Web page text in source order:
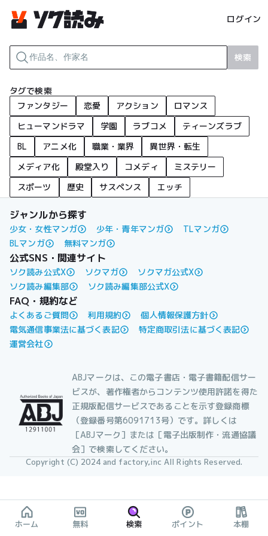
ログイン
検索
タグで検索
ファンタジー
恋愛 アクション
ロマンス
ヒューマンドラマ
学園 ラブコメ
ティーンズラブ
BL
アニメ化 職業・業界
異世界・転生
メディア化
殿堂入り コメディ
ミステリー
スポーツ
歴史 サスペンス エッチ
ジャンルから探す
少女・女性マンガ 少年・青年マンガ
TLマンガ
BLマンガ
無料マンガ
公式SNS・関連サイト
ソク読み公式X ソクマガ
ソクマガ公式X
ソク読み編集部
ソク読み編集部公式X
FAQ・規約など
よくあるご質問 利用規約
個人情報保護方針
電気通信事業法に基づく表記
特定商取引法に基づく表記
運営会社
ABJマークは、この電子書店・電子書籍配信サー
ビスが、著作権者からコンテンツ使用許諾を得た
正規版配信サービスであることを示す登録商標
（登録番号第6091713号）です。詳しくは
［ABJマーク］または［電子出版制作・流通協議
会］で検索してください。
Copyright (C) 2024 and factory,inc All Rights Reserved.
ホーム 無料 検索 ポイント 本棚